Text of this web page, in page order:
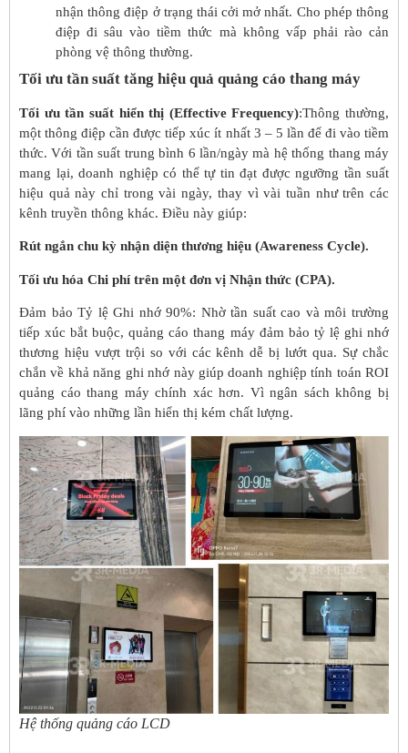
nhận thông điệp ở trạng thái cởi mở nhất. Cho phép thông
điệp đi sâu vào tiềm thức mà không vấp phải rào cản
phòng vệ thông thường.
Tối ưu tần suất tăng hiệu quả quảng cáo thang máy
Tối ưu tần suất hiển thị (Effective Frequency):Thông thường,
một thông điệp cần được tiếp xúc ít nhất 3 – 5 lần để đi vào tiềm
thức. Với tần suất trung bình 6 lần/ngày mà hệ thống thang máy
mang lại, doanh nghiệp có thể tự tin đạt được ngưỡng tần suất
hiệu quả này chỉ trong vài ngày, thay vì vài tuần như trên các
kênh truyền thông khác. Điều này giúp:
Rút ngắn chu kỳ nhận diện thương hiệu (Awareness Cycle).
Tối ưu hóa Chi phí trên một đơn vị Nhận thức (CPA).
Đảm bảo Tỷ lệ Ghi nhớ 90%: Nhờ tần suất cao và môi trường
tiếp xúc bắt buộc, quảng cáo thang máy đảm bảo tỷ lệ ghi nhớ
thương hiệu vượt trội so với các kênh dễ bị lướt qua. Sự chắc
chắn về khả năng ghi nhớ này giúp doanh nghiệp tính toán ROI
quảng cáo thang máy chính xác hơn. Vì ngân sách không bị
lãng phí vào những lần hiển thị kém chất lượng.
Hệ thống quảng cáo LCD